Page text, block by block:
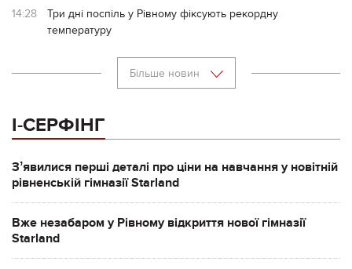
14:28
Три дні поспіль у Рівному фіксують рекордну
температуру
Більше новин
І-СЕРФІНГ
Зʼявилися перші деталі про ціни на навчання у новітній
рівненській гімназії Starland
Вже незабаром у Рівному відкриття нової гімназії
Starland